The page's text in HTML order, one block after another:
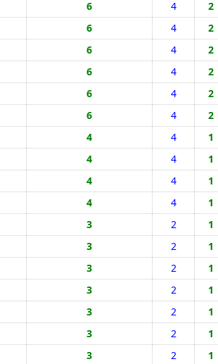
6 4 2
6 4 2
6 4 2
6 4 2
6 4 2
6 4 2
4 4 1
4 4 1
4 4 1
4 4 1
3 2 1
3 2 1
3 2 1
3 2 1
3 2 1
3 2 1
3 2 1